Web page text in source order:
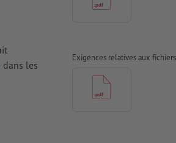
dans les
Exigences relatives aux